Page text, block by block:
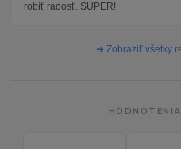
robiť radosť. SUPER!
➜ Zobraziť všetky